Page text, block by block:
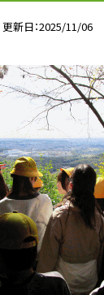
更新日 2025/11/06